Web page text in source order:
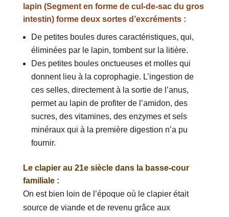
lapin (Segment en forme de cul-de-sac du gros
intestin) forme deux sortes d’excréments :
De petites boules dures caractéristiques, qui,
éliminées par le lapin, tombent sur la litière.
Des petites boules onctueuses et molles qui
donnent lieu à la coprophagie. L’ingestion de
ces selles, directement à la sortie de l’anus,
permet au lapin de profiter de l’amidon, des
sucres, des vitamines, des enzymes et sels
minéraux qui à la première digestion n’a pu
fournir.
Le clapier au 21e siècle dans la basse-cour
familiale :
On est bien loin de l’époque où le clapier était
source de viande et de revenu grâce aux